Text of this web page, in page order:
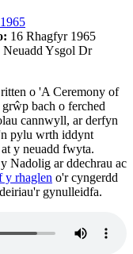
16 Rhagfyr 1965
Neuadd Ysgol Dr
o 'A Ceremony of
bach o ferched
cannwyll, ar derfyn
pylu wrth iddynt
y neuadd fwyta.
Nadolig ar ddechrau ac
y rhaglen o'r cyngerdd
gynulleidfa.